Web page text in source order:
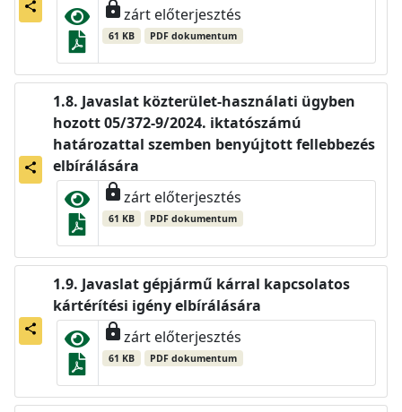
share lockzárt előterjesztés
61 KB PDF dokumentum
share
Javaslat közterület-használati ügyben
hozott 05/372-9/2024. iktatószámú
határozattal szemben benyújtott fellebbezés
elbírálására
lockzárt előterjesztés
61 KB PDF dokumentum
share
Javaslat gépjármű kárral kapcsolatos
kártérítési igény elbírálására
lockzárt előterjesztés
61 KB PDF dokumentum